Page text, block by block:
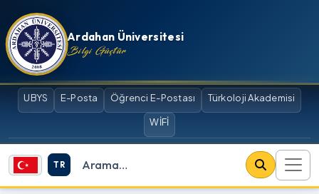
İçeriğe atla
Ardahan Üniversitesi
Bilgi Güçtür
UBYS E-Posta Öğrenci E-Postası Türkoloji Akademisi
WİFİ
TR
Site içi arama